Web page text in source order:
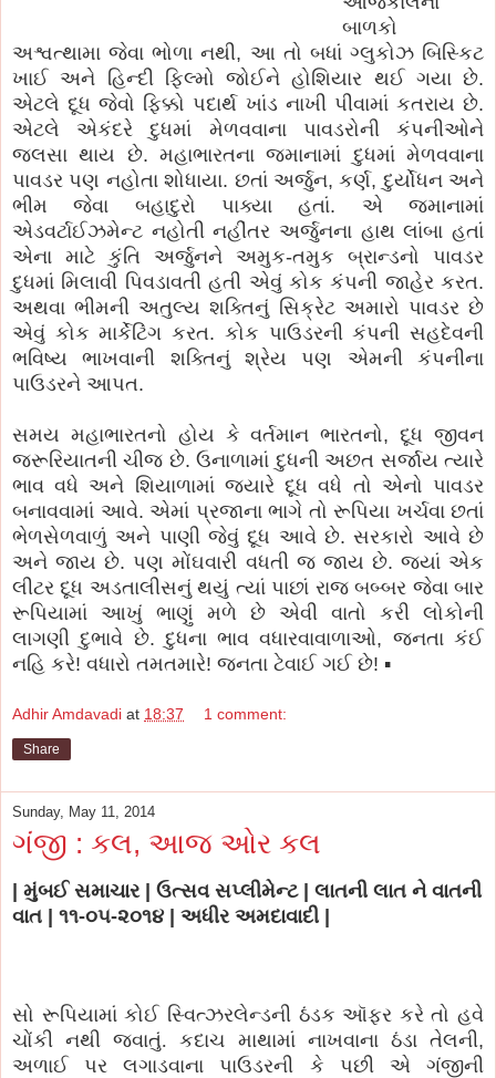
બાળકો
અશ્વત્થામા જેવા ભોળા નથી, આ તો બધાં ગ્લુકોઝ બિસ્કિટ
ખાઈ અને હિન્દી ફિલ્મો જોઈને હોશિયાર થઈ ગયા છે.
એટલે દૂધ જેવો ફિક્કો પદાર્થ ખાંડ નાખી પીવામાં કતરાય છે.
એટલે એકંદરે દુધમાં મેળવવાના પાવડરોની કંપનીઓને
જલસા થાય છે. મહાભારતના જમાનામાં દુધમાં મેળવવાના
પાવડર પણ નહોતા શોધાયા. છતાં અર્જુન, કર્ણ, દુર્યોધન અને
ભીમ જેવા બહાદુરો પાક્યા હતાં. એ જમાનામાં
એડવર્ટાઈઝમેન્ટ નહોતી નહીંતર અર્જુનના હાથ લાંબા હતાં
એના માટે કુંતિ અર્જુનને અમુક-તમુક બ્રાન્ડનો પાવડર
દુધમાં મિલાવી પિવડાવતી હતી એવું કોક કંપની જાહેર કરત.
અથવા ભીમની અતુલ્ય શક્તિનું સિક્રેટ અમારો પાવડર છે
એવું કોક માર્કેટિંગ કરત. કોક પાઉડરની કંપની સહદેવની
ભવિષ્ય ભાખવાની શક્તિનું શ્રેય પણ એમની કંપનીના
પાઉડરને આપત.
સમય મહાભારતનો હોય કે વર્તમાન ભારતનો, દૂધ જીવન
જરૂરિયાતની ચીજ છે. ઉનાળામાં દુધની અછત સર્જાય ત્યારે
ભાવ વધે અને શિયાળામાં જ્યારે દૂધ વધે તો એનો પાવડર
બનાવવામાં આવે. એમાં પ્રજાના ભાગે તો રૂપિયા ખર્ચવા છતાં
ભેળસેળવાળું અને પાણી જેવું દૂધ આવે છે. સરકારો આવે છે
અને જાય છે. પણ મોંઘવારી વધતી જ જાય છે. જ્યાં એક
લીટર દૂધ અડતાલીસનું થયું ત્યાં પાછાં રાજ બબ્બર જેવા બાર
રૂપિયામાં આખું ભાણું મળે છે એવી વાતો કરી લોકોની
લાગણી દુભાવે છે. દુધના ભાવ વધારવાવાળાઓ, જનતા કંઈ
નહિ કરે! વધારો તમતમારે! જનતા ટેવાઈ ગઈ છે! ▪
Adhir Amdavadi at 18:37 1 comment:
Share
Sunday, May 11, 2014
ગંજી : કલ, આજ ઓર કલ
| મુંબઈ સમાચાર | ઉત્સવ સપ્લીમેન્ટ | લાતની લાત ને વાતની
વાત | ૧૧-૦૫-૨૦૧૪ | અધીર અમદાવાદી |
સો રૂપિયામાં કોઈ સ્વિત્ઝરલેન્ડની ઠંડક ઑફર કરે તો હવે
ચોંકી નથી જવાતું. કદાચ માથામાં નાખવાના ઠંડા તેલની,
અળાઈ પર લગાડવાના પાઉડરની કે પછી એ ગંજીની